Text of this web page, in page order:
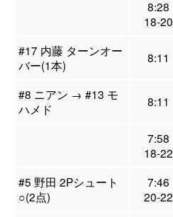
8:28
18-20
#17 内藤 ターンオー
バー(1本)
8:11
#8 ニアン → #13 モ
ハメド
8:11
7:58
18-22
#5 野田 2Pシュート
○(2点)
7:46
20-22